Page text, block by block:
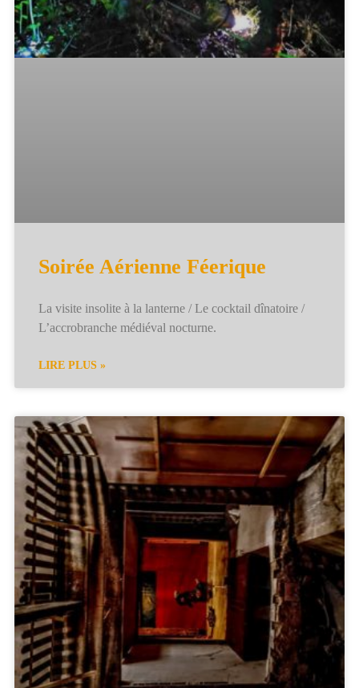
Soirée Aérienne Féerique
La visite insolite à la lanterne / Le cocktail dînatoire /
L’accrobranche médiéval nocturne.
LIRE PLUS »